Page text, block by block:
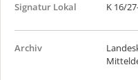
Signatur Lokal K 16/
Archiv